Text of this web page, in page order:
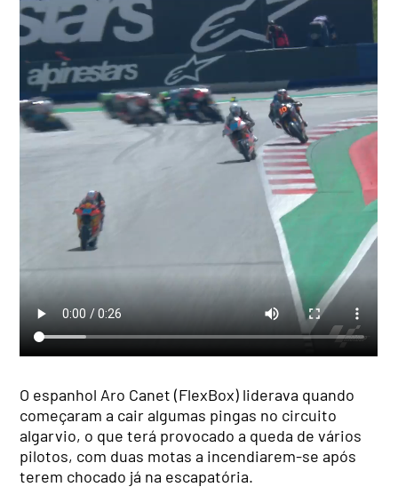
O espanhol Aro Canet (FlexBox) liderava quando
começaram a cair algumas pingas no circuito
algarvio, o que terá provocado a queda de vários
pilotos, com duas motas a incendiarem-se após
terem chocado já na escapatória.